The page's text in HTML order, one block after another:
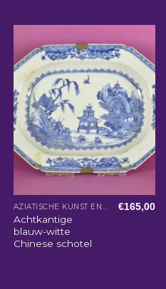
AZIATISCHE KUNST EN WOONACCESSOIRES
Achtkantige
blauw-witte
Chinese schotel
€165,00